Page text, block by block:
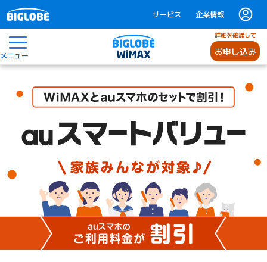
サービス 企業情報
メニュー
詳細を確認して
お申し込み